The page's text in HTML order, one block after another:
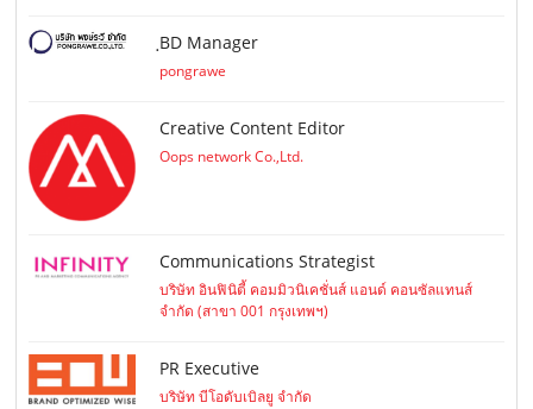
ฺBD Manager
pongrawe
Creative Content Editor
Oops network Co.,Ltd.
Communications Strategist
บริษัท อินฟินิตี้ คอมมิวนิเคชั่นส์ แอนด์ คอนซัลแทนส์
จำกัด (สาขา 001 กรุงเทพฯ)
PR Executive
บริษัท บีโอดับเบิลยู จำกัด